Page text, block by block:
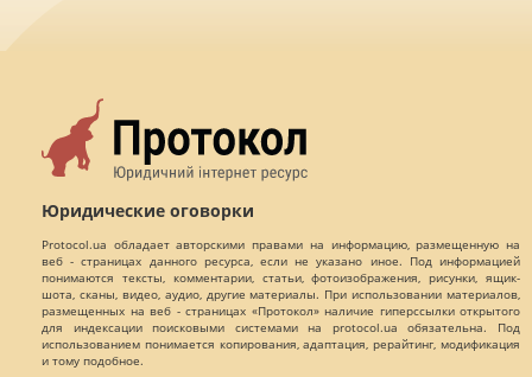
Юридические оговорки
Protocol.ua обладает авторскими правами на информацию, размещенную на
веб - страницах данного ресурса, если не указано иное. Под информацией
понимаются тексты, комментарии, статьи, фотоизображения, рисунки, ящик-
шота, сканы, видео, аудио, другие материалы. При использовании материалов,
размещенных на веб - страницах «Протокол» наличие гиперссылки открытого
для индексации поисковыми системами на protocol.ua обязательна. Под
использованием понимается копирования, адаптация, рерайтинг, модификация
и тому подобное.